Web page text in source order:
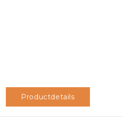
Productdetails